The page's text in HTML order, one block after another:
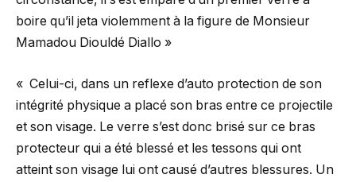
boire qu’il jeta violemment à la figure de Monsieur
Mamadou Diouldé Diallo »
« Celui-ci, dans un reflexe d’auto protection de son
intégrité physique a placé son bras entre ce projectile
et son visage. Le verre s’est donc brisé sur ce bras
protecteur qui a été blessé et les tessons qui ont
atteint son visage lui ont causé d’autres blessures. Un